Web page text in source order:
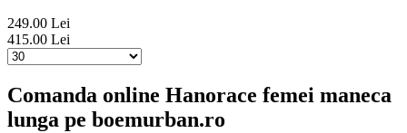
249.00 Lei
415.00 Lei
Comanda online Hanorace femei maneca
lunga pe boemurban.ro